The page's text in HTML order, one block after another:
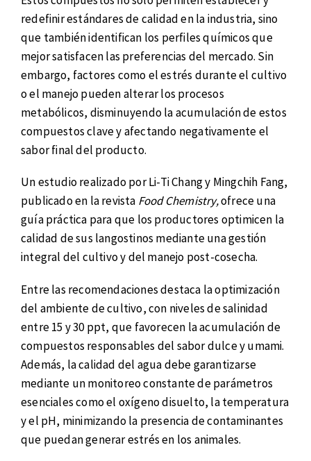
redefinir estándares de calidad en la industria, sino
que también identifican los perfiles químicos que
mejor satisfacen las preferencias del mercado. Sin
embargo, factores como el estrés durante el cultivo
o el manejo pueden alterar los procesos
metabólicos, disminuyendo la acumulación de estos
compuestos clave y afectando negativamente el
sabor final del producto.
Un estudio realizado por Li-Ti Chang y Mingchih Fang,
publicado en la revista Food Chemistry,ofrece una
guía práctica para que los productores optimicen la
calidad de sus langostinos mediante una gestión
integral del cultivo y del manejo post-cosecha.
Entre las recomendaciones destaca la optimización
del ambiente de cultivo, con niveles de salinidad
entre 15 y 30 ppt, que favorecen la acumulación de
compuestos responsables del sabor dulce y umami.
Además, la calidad del agua debe garantizarse
mediante un monitoreo constante de parámetros
esenciales como el oxígeno disuelto, la temperatura
y el pH, minimizando la presencia de contaminantes
que puedan generar estrés en los animales.